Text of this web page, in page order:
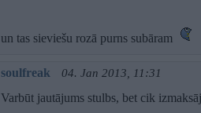
un tas sieviešu rozā purns subāram
soulfreak 04. Jan 2013, 11:31
Varbūt jautājums stulbs, bet cik